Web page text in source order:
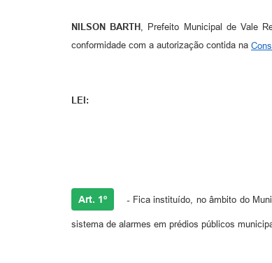
NILSON BARTH , Prefeito Municipal de Vale
conformidade com a autorização contida na
LEI:
Art. 1º -Fica instituído, no âmbito do
sistema de alarmes em prédios públicos